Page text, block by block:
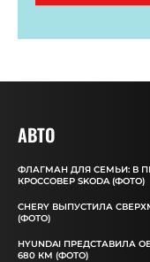
АВТО
ФЛАГМАН ДЛЯ СЕМЬИ: В
КРОССОВЕР SKODA (ФОТО)
CHERY ВЫПУСТИЛА
(ФОТО)
HYUNDAI ПРЕДСТАВИЛА
680 КМ (ФОТО)